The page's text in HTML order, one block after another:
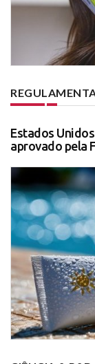
Estados
aprovado pela